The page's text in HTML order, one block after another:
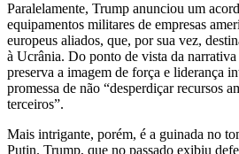
Paralelamente, Trump anunciou um
equipamentos militares de empresas
europeus aliados, que, por sua vez,
à Ucrânia. Do ponto de vista da narrativa
preserva a imagem de força e liderança
promessa de não “desperdiçar recursos
terceiros”.
Mais intrigante, porém, é a guinada no
Putin. Trump, que no passado exibiu